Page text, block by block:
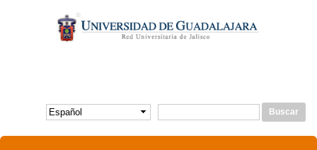
contenido
principal
Formulario de búsqueda
Buscar